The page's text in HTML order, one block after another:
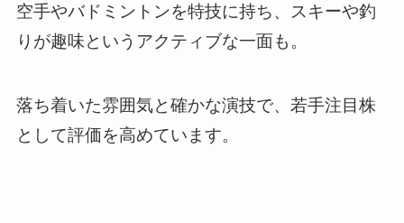
空手やバドミントンを特技に持ち、スキーや釣
りが趣味というアクティブな一面も。
落ち着いた雰囲気と確かな演技で、若手注目株
として評価を高めています。